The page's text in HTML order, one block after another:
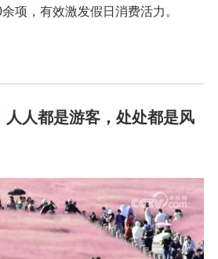
项，有效激发假日消费活力。
人人都是游客，处处都是风